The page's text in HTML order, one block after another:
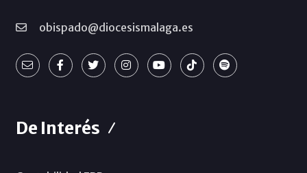
obispado@diocesismalaga.es
De Interés